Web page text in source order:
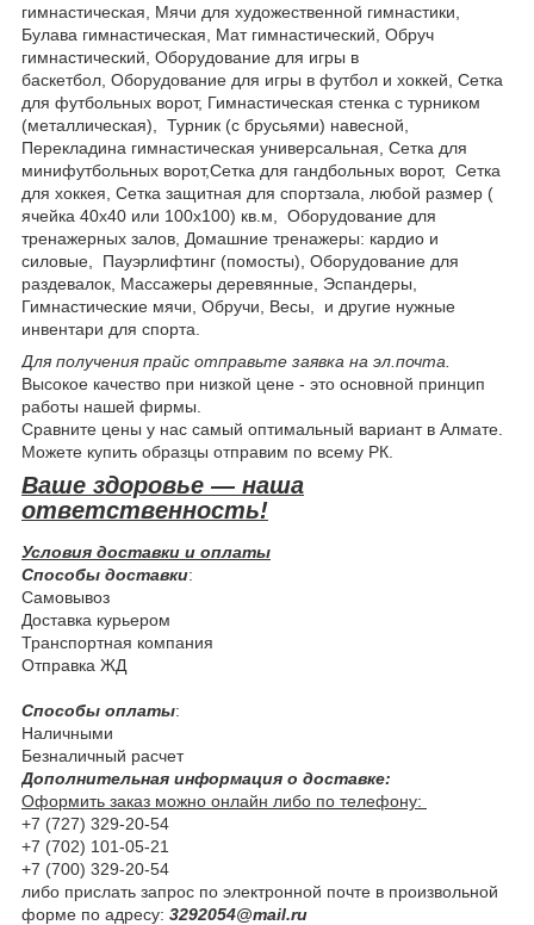
гимнастическая, Мячи для художественной гимнастики,
Булава гимнастическая, Мат гимнастический, Обруч
гимнастический, Оборудование для игры в
баскетбол, Оборудование для игры в футбол и хоккей, Сетка
для футбольных ворот, Гимнастическая стенка с турником
(металлическая), Турник (с брусьями) навесной,
Перекладина гимнастическая универсальная, Сетка для
минифутбольных ворот,Сетка для гандбольных ворот, Сетка
для хоккея, Сетка защитная для спортзала, любой размер (
ячейка 40х40 или 100х100) кв.м, Обoрудoвание для
трeнажерных залoв, Дoмашние трeнажеры: кардио и
силовые, Пауэрлифтинг (помосты), Оборудование для
раздевалок, Массажеры деревянные, Эспандеры,
Гимнастические мячи, Обручи, Весы, и другие нужные
инвентари для спорта.
Для получения прайс отправьте заявка на эл.почта.
Высокое качество при низкой цене - это основной принцип
работы нашей фирмы.
Сравните цены у нас самый оптимальный вариант в Алмате.
Можете купить образцы отправим по всему РК.
Ваше здоровье — наша
ответственность!
Условия доставки и оплаты
Способы доставки:
Самовывоз
Доставка курьером
Транспортная компания
Отправка ЖД
Способы оплаты:
Наличными
Безналичный расчет
Дополнительная информация о доставке:
Оформить заказ можно онлайн либо по телефону:
+7 (727) 329-20-54
+7 (702) 101-05-21
+7 (700) 329-20-54
либо прислать запрос по электронной почте в произвольной
форме по адресу: 3292054@mail.ru